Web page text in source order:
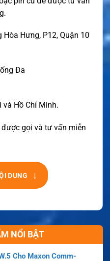
Hưng, P12, Quận 10
Đa
và Hồ Chí Minh.
gọi và tư vấn miễn
DUNG ↓
NỔI BẬT
Cho Maxon Comm-